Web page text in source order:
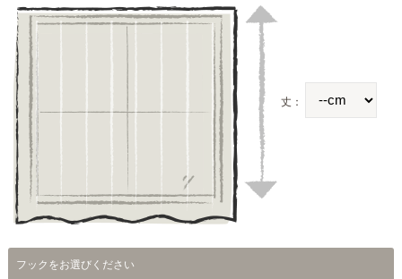
丈：
フックをお選びください